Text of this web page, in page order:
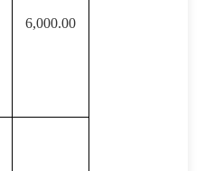
6,000.00